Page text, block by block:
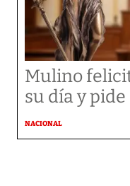
Mulino
su día y pide
NACIONAL